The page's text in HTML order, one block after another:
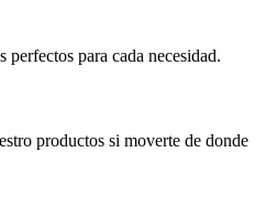
perfectos para cada necesidad.
productos si moverte de donde